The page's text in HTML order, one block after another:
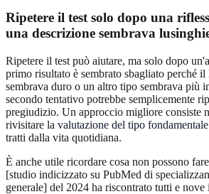
Ripetere il test solo dopo una
una descrizione sembrava
Ripetere il test può aiutare, ma solo dopo
primo risultato è sembrato sbagliato perché
sembrava duro o un altro tipo sembrava più
secondo tentativo potrebbe semplicemente
pregiudizio. Un approccio migliore consiste
rivisitare la valutazione del tipo fondamentale
tratti dalla vita quotidiana.
È anche utile ricordare cosa non possono
[studio indicizzato su PubMed di
generale] del 2024 ha riscontrato tutti e nove